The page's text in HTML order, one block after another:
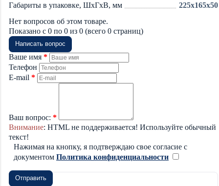
Габариты в упаковке, ШхГхВ, мм
225x165x50
Нет вопросов об этом товаре.
Показано с 0 по 0 из 0 (всего 0 страниц)
Написать вопрос
Ваше имя
Телефон
E-mail
Ваш вопрос:
Внимание: HTML не поддерживается! Используйте обычный
текст!
Нажимая на кнопку, я подтверждаю свое согласие с
документом Политика конфиденциальности
Отправить